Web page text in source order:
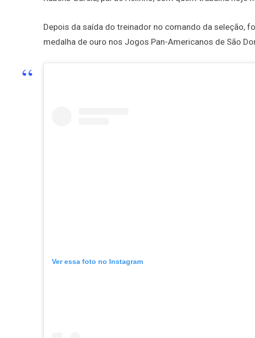
Depois da saída do treinador no comando da seleção,
medalha de ouro nos Jogos Pan-Americanos de São
Ver essa foto no Instagram